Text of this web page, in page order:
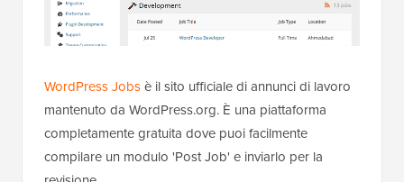
WordPress Jobsè il sito ufficiale di annunci di lavoro
mantenuto da WordPress.org. È una piattaforma
completamente gratuita dove puoi facilmente
compilare un modulo 'Post Job' e inviarlo per la